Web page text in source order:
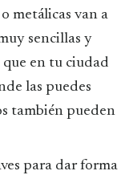
metálicas van a
sencillas y
que en tu ciudad
las puedes
también pueden
para dar forma